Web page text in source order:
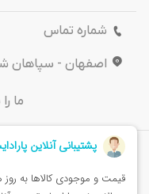
شماره تماس
اصفهان - سپاهان
ما